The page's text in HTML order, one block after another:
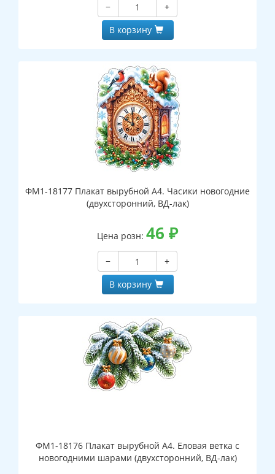
−
+
В корзину
ФМ1-18177 Плакат вырубной А4. Часики новогодние
(двухсторонний, ВД-лак)
Цена розн: 46 ₽
−
+
В корзину
ФМ1-18176 Плакат вырубной А4. Еловая ветка с
новогодними шарами (двухсторонний, ВД-лак)